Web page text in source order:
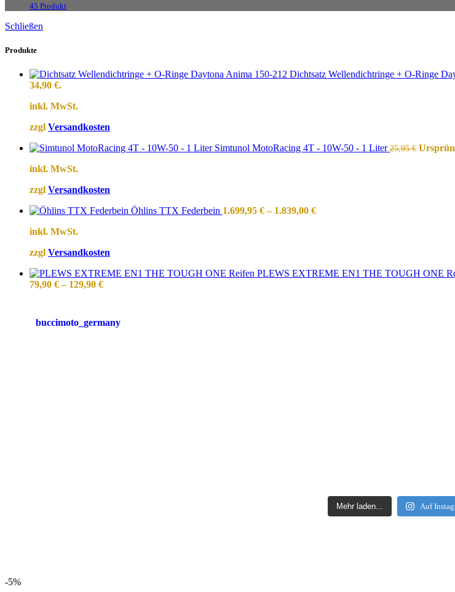
45 Produkt
Schließen
Produkte
Dichtsatz Wellendichtringe + O-Ringe
34,90 €.
inkl. MwSt.
zzgl Versandkosten
Simtunol MotoRacing 4T - 10W-50 - 1 Liter25,95€
inkl. MwSt.
zzgl Versandkosten
Öhlins TTX Federbein 1.699,95 €– 1.839,00 €
inkl. MwSt.
zzgl Versandkosten
PLEWS EXTREME EN1 THE TOUGH ONE
79,90 €– 129,90 €
buccimoto_germany
Mehr laden... Auf
-5%